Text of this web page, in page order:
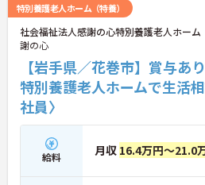
特別養護老人ホーム（特養）
社会福祉法人感謝の心特別養護老人ホー
謝の心
【岩手県／花巻市】賞与
特別養護老人ホームで生活
社員〉
給料 月収 16.4万円～21.0